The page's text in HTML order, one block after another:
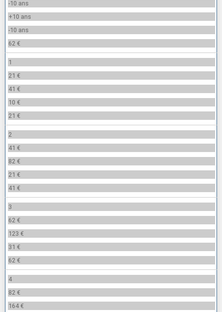
-10 ans
+10 ans
-10 ans
62 €
1
21 €
41 €
10 €
21 €
2
41 €
82 €
21 €
41 €
3
62 €
123 €
31 €
62 €
4
82 €
164 €